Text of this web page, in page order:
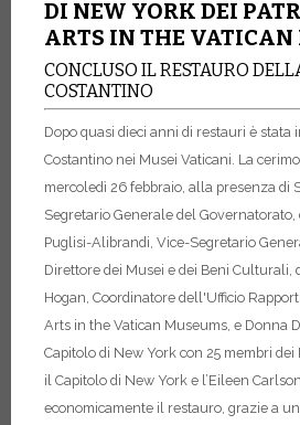
DI NEW YORK DEI
ARTS IN THE VATICAN
CONCLUSO IL RESTAURO
COSTANTINO
Dopo quasi dieci anni di restauri è stata
Costantino nei Musei Vaticani. La
mercoledì 26 febbraio, alla presenza di
Segretario Generale del Governatorato,
Puglisi-Alibrandi, Vice-Segretario
Direttore dei Musei e dei Beni Culturali,
Hogan, Coordinatore dell'Ufficio
Arts in the Vatican Museums, e Donna
Capitolo di New York con 25 membri dei
il Capitolo di New York e l’Eileen
economicamente il restauro, grazie a